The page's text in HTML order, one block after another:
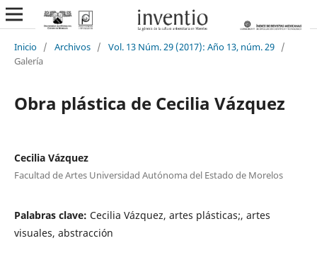
Inicio / Archivos / Vol. 13 Núm. 29 (2017): Año 13, núm. 29 /
Galería
Obra plástica de Cecilia Vázquez
Cecilia Vázquez
Facultad de Artes Universidad Autónoma del Estado de Morelos
Palabras clave: Cecilia Vázquez, artes plásticas;, artes
visuales, abstracción